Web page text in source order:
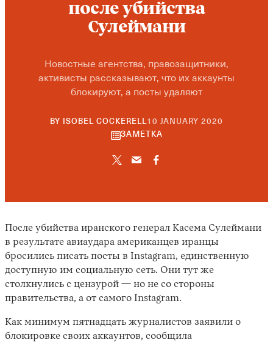
после убийства
Сулеймани
Новостные агентства, правозащитники,
активисты рассказывают, что их аккаунты
блокируют, а посты удаляют
BY ISOBEL COCKERELL10 JANUARY 2020
ЗАМЕТКА
После убийства иранского генерал Касема Сулеймани
в результате авиаудара американцев иранцы
бросились писать посты в Instagram, единственную
доступную им социальную сеть. Они тут же
столкнулись с цензурой — но не со стороны
правительства, а от самого Instagram.
Как минимум пятнадцать журналистов заявили о
блокировке своих аккаунтов, сообщила